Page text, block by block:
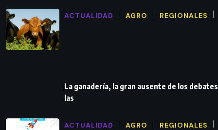
ACTUALIDAD AGRO REGIONALES
La ganadería, la gran ausente de los
las
ACTUALIDAD AGRO REGIONALES